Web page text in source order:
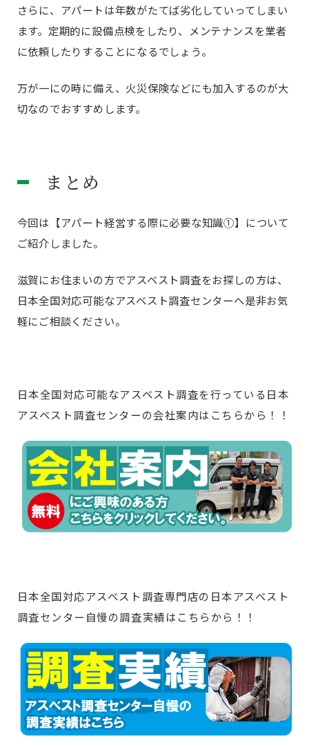
さらに、アパートは年数がたてば劣化していってしまい
ます。定期的に設備点検をしたり、メンテナンスを業者
に依頼したりすることになるでしょう。
万が一にの時に備え、火災保険などにも加入するのが大
切なのでおすすめします。
まとめ
今回は【アパート経営する際に必要な知識①】について
ご紹介しました。
滋賀にお住まいの方でアスベスト調査をお探しの方は、
日本全国対応可能なアスベスト調査センターへ是非お気
軽にご相談ください。
日本全国対応可能なアスベスト調査を行っている日本
アスベスト調査センターの会社案内はこちらから！！
日本全国対応アスベスト調査専門店の日本アスベスト
調査センター自慢の調査実績はこちらから！！